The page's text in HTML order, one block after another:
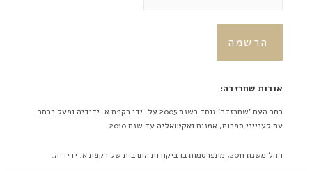
אודות שחרזדה:
כתב העת 'שחרזדה' נוסד בשנת 2005 על-ידי רקפת א. ידידיה ופעל ככתב
עת לענייני ספרות, אמנות ואקטואליה עד שנת 2010.
החל משנת 2011, מתפרסמות בו ביקורות התרבות של רקפת א. ידידיה.